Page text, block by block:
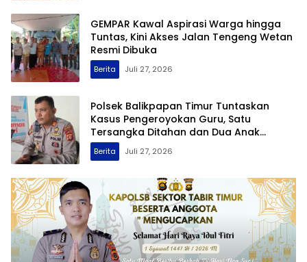
GEMPAR Kawal Aspirasi Warga hingga
Tuntas, Kini Akses Jalan Tengeng Wetan
Resmi Dibuka
Berita Juli 27, 2026
Polsek Balikpapan Timur Tuntaskan
Kasus Pengeroyokan Guru, Satu
Tersangka Ditahan dan Dua Anak
Berhadapan dengan Hukum Wajib Lapor
Berita Juli 27, 2026